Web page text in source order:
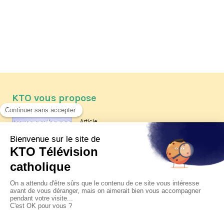
KTO vous propose
Article
Les reportages d'été 2026 de KTO
La visite pastorale du pape Léon
XIV à Assise à suivre sur KTO le
jeudi 6 août